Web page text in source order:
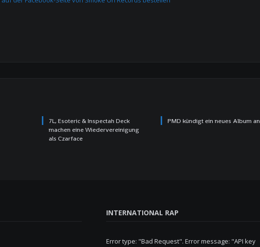
7L, Esoteric & Inspectah Deck
machen eine Wiedervereinigung
als Czarface
PMD kündigt ein neues Album an
INTERNATIONAL RAP
Error type: "Bad Request". Error message: "API key